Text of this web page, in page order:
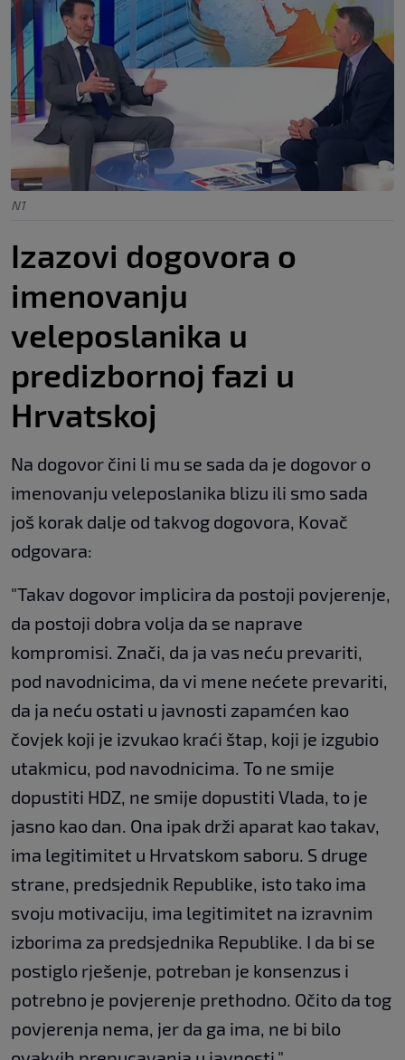
N1
Izazovi dogovora o
imenovanju
veleposlanika u
predizbornoj fazi u
Hrvatskoj
Na dogovor čini li mu se sada da je dogovor o
imenovanju veleposlanika blizu ili smo sada
još korak dalje od takvog dogovora, Kovač
odgovara:
"Takav dogovor implicira da postoji povjerenje,
da postoji dobra volja da se naprave
kompromisi. Znači, da ja vas neću prevariti,
pod navodnicima, da vi mene nećete prevariti,
da ja neću ostati u javnosti zapamćen kao
čovjek koji je izvukao kraći štap, koji je izgubio
utakmicu, pod navodnicima. To ne smije
dopustiti HDZ, ne smije dopustiti Vlada, to je
jasno kao dan. Ona ipak drži aparat kao takav,
ima legitimitet u Hrvatskom saboru. S druge
strane, predsjednik Republike, isto tako ima
svoju motivaciju, ima legitimitet na izravnim
izborima za predsjednika Republike. I da bi se
postiglo rješenje, potreban je konsenzus i
potrebno je povjerenje prethodno. Očito da tog
povjerenja nema, jer da ga ima, ne bi bilo